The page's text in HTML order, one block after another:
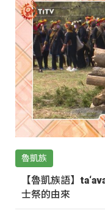
魯凱族
【魯凱族語】
士祭的由來